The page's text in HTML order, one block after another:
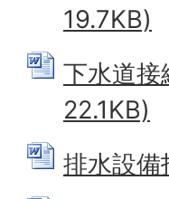
19.7KB)
下水道
22.1KB)
排水設